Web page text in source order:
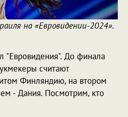
на «Евровидении-2024».
"Евровидения". До финала
считают
Финляндию, на втором
- Дания. Посмотрим, кто